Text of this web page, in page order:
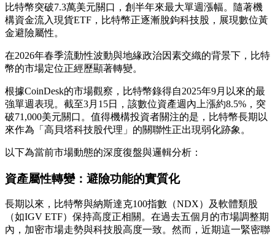
比特幣突破7.3萬美元關口，創半年來最大單週漲幅。隨著機
構資金流入現貨ETF，比特幣正逐漸脫鉤科技股，展現數位黃
金避險屬性。
在2026年春季流動性波動與地緣政治因素交織的背景下，比特
幣的市場定位正經歷顯著轉變。
根據CoinDesk的市場觀察，比特幣錄得自2025年9月以來的最
強單週表現。截至3月15日，該數位資產週內上漲約8.5%，突
破71,000美元關口。值得機構投資者關注的是，比特幣長期以
來作為「高貝塔科技股代理」的關聯性正出現弱化跡象。
以下為當前市場動態的深度復盤與邏輯分析：
資產屬性轉變：避險功能的實質化
長期以來，比特幣與納斯達克100指數（NDX）及軟體類股
（如IGV ETF）保持高度正相關。在過去五個月的市場調整期
內，加密市場走勢與科技股高度一致。然而，近期這一緊密聯